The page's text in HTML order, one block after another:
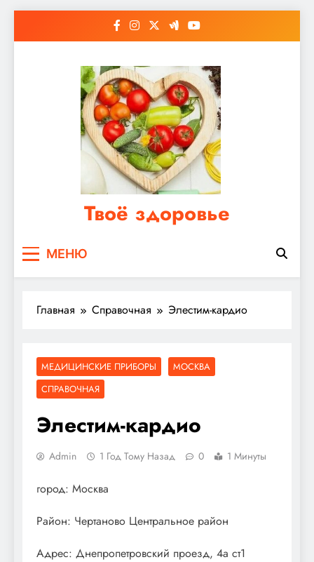
Твоё здоровье
мужском здоровье
МЕНЮ
Главная Справочная Элестим-кардио
МЕДИЦИНСКИЕ ПРИБОРЫ
МОСКВА
СПРАВОЧНАЯ
Элестим-кардио
Admin 1 Год Тому Назад 0 1 Минуты
город: Москва
Район: Чертаново Центральное район
Адрес: Днепропетровский проезд, 4а ст1